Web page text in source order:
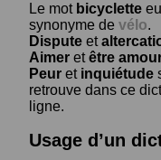
Le mot bicyclette
synonyme de vélo.
Dispute et
Aimer etêtre
Peur et inquiétude
retrouve dans ce
ligne.
Usage d’un